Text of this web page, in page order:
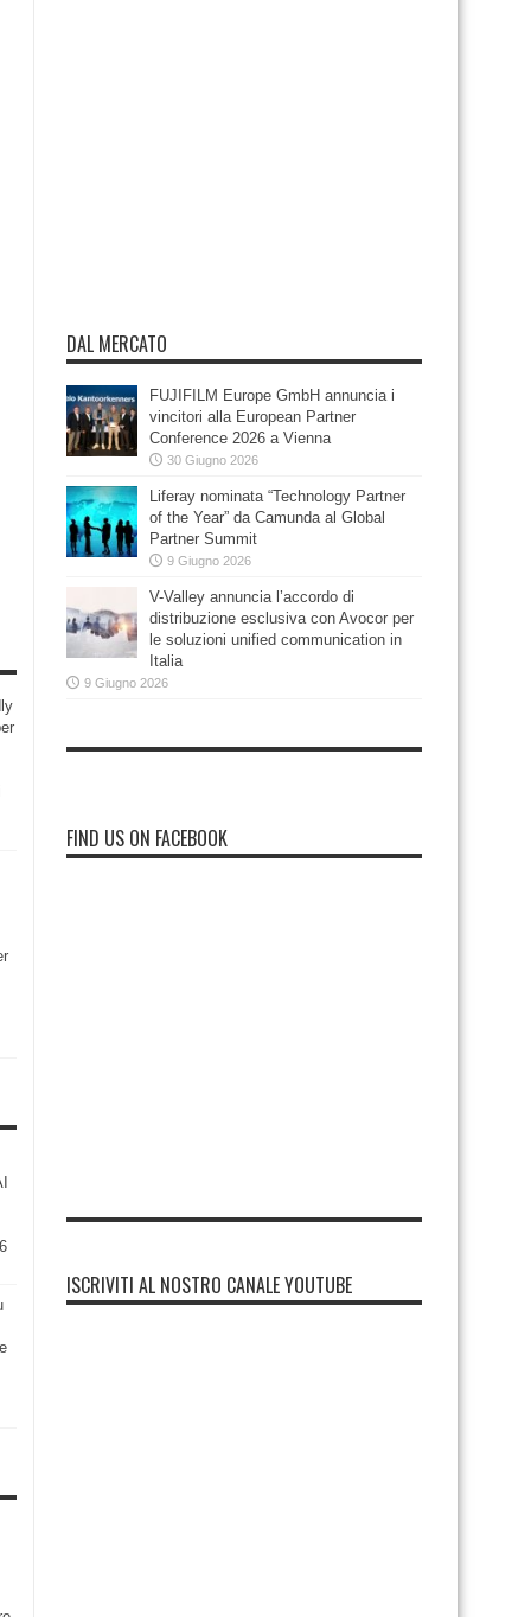
DAL MERCATO
FUJIFILM Europe GmbH annuncia i
vincitori alla European Partner
Conference 2026 a Vienna
30 Giugno 2026
Liferay nominata “Technology Partner
of the Year” da Camunda al Global
Partner Summit
9 Giugno 2026
V-Valley annuncia l’accordo di
distribuzione esclusiva con Avocor per
le soluzioni unified communication in
Italia
9 Giugno 2026
FIND US ON FACEBOOK
ISCRIVITI AL NOSTRO CANALE YOUTUBE